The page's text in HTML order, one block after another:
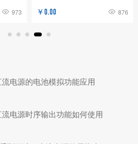
973 ￥0.00 876
电源的电池模拟功能应用
电源时序输出功能如何使用